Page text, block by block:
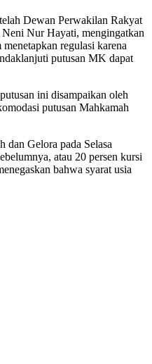
Dewan Perwakilan Rakyat
Nur Hayati, mengingatkan
regulasi karena
putusan MK dapat
ini disampaikan oleh
putusan Mahkamah
Gelora pada Selasa
atau 20 persen kursi
bahwa syarat usia